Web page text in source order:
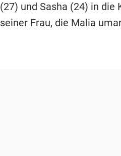
(27) und Sasha (24) in die
seiner Frau, die Malia